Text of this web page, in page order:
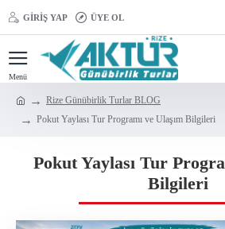
GIRIŞ YAP ÜYE OL
Rize Günübirlik Turlar BLOG
Pokut Yaylası Tur Programı ve Ulaşım Bilgileri
Pokut Yaylası Tur
Bilgileri